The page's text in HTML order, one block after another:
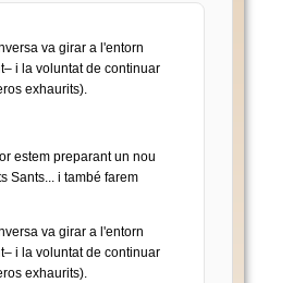
va girar a l'entorn
i la voluntat de continuar
exhaurits).
estem preparant un nou
Sants... i també farem
va girar a l'entorn
i la voluntat de continuar
exhaurits).